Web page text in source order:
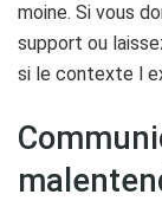
moine. Si vous
support ou
si le contexte l